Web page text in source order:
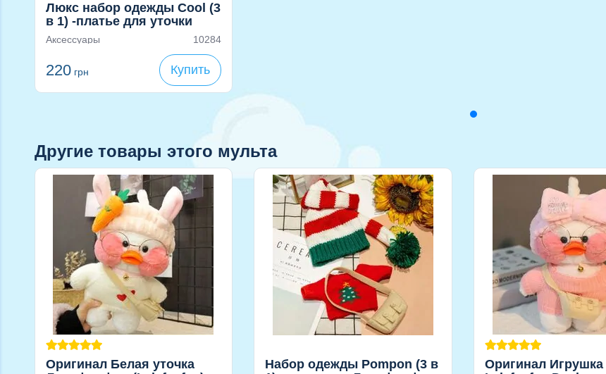
Люкс набор одежды Cool (3
в 1) -платье для уточки
Лалафанфан
Аксессуары 10284
220грн Купить
Другие товары этого мульта
Оригинал Белая уточка
Набор одежды Pompon (3 в
Оригинал Игрушка